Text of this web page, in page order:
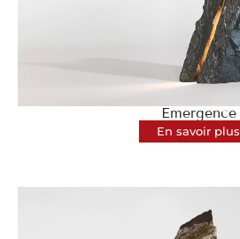
Emergence
En savoir plus